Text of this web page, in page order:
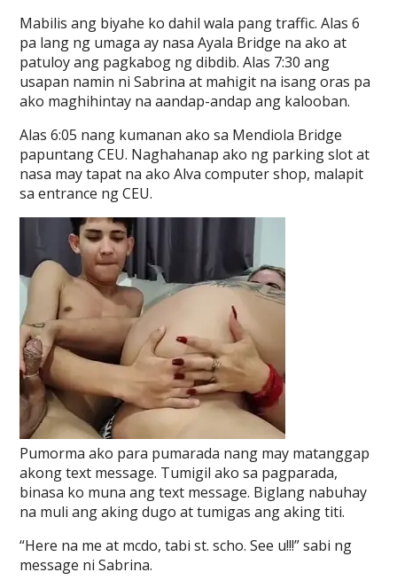
Mabilis ang biyahe ko dahil wala pang traffic. Alas 6
pa lang ng umaga ay nasa Ayala Bridge na ako at
patuloy ang pagkabog ng dibdib. Alas 7:30 ang
usapan namin ni Sabrina at mahigit na isang oras pa
ako maghihintay na aandap-andap ang kalooban.
Alas 6:05 nang kumanan ako sa Mendiola Bridge
papuntang CEU. Naghahanap ako ng parking slot at
nasa may tapat na ako Alva computer shop, malapit
sa entrance ng CEU.
Pumorma ako para pumarada nang may matanggap
akong text message. Tumigil ako sa pagparada,
binasa ko muna ang text message. Biglang nabuhay
na muli ang aking dugo at tumigas ang aking titi.
“Here na me at mcdo, tabi st. scho. See u!!!” sabi ng
message ni Sabrina.